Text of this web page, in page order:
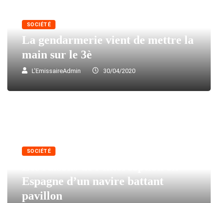
SOCIÉTÉ
La gendarmerie vient de mettre la
main sur le 3è
L'EmissaireAdmin 30/04/2020
SOCIÉTÉ
Espagne d’un navire battant
pavillon